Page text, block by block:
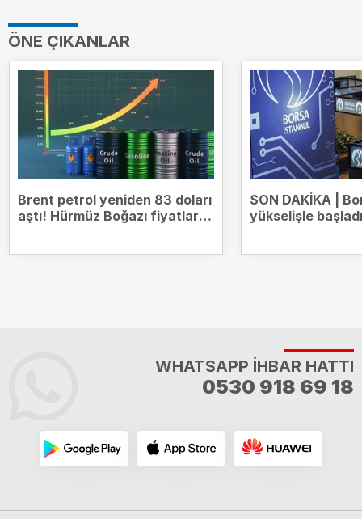
ÖNE ÇIKANLAR
Brent petrol yeniden 83 doları
aştı! Hürmüz Boğazı fiyatları
SON DAKİKA |
yükselişle
WHATSAPP İHBAR HATTI
0530 918 69 18